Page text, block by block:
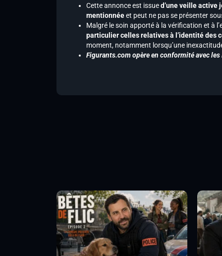
Cette annonce est issued’une veille active
mentionnéeet peut ne pas se présenter
Malgré le soin apporté à la vérification et à
particulier celles relatives à l’identité des
moment, notamment lorsqu’une
Figurants.com opère en conformité avec